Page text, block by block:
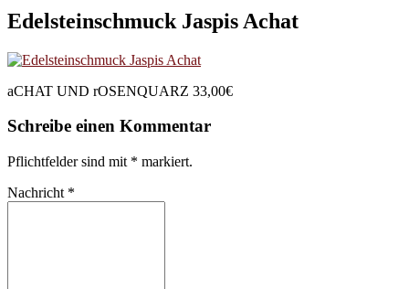
Edelsteinschmuck Jaspis Achat
aCHAT UND rOSENQUARZ 33,00€
Schreibe einen Kommentar
Pflichtfelder sind mit * markiert.
Nachricht *